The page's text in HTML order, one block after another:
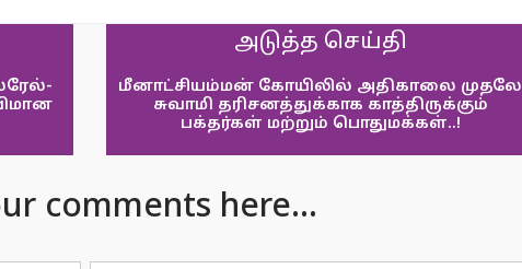
அடுத்த செய்தி
மீனாட்சியம்மன் கோயிலில் அதிகாலை முதலே
சுவாமி தரிசனத்துக்காக காத்திருக்கும்
பக்தர்கள் மற்றும் பொதுமக்கள்..!
comments here...